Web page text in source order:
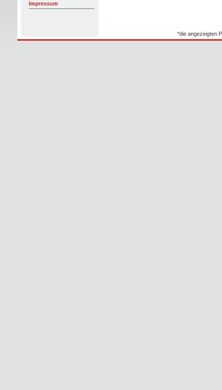
Impressum
*die angezeigten